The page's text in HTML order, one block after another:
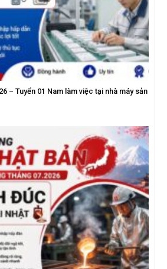
– Tuyển 01 Nam làm việc tại nhà máy sản